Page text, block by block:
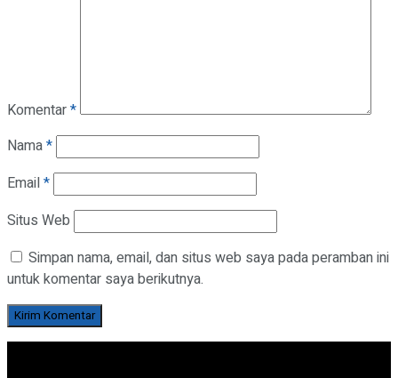
Komentar*
Nama*
Email*
Situs Web
Simpan nama, email, dan situs web saya pada peramban ini
untuk komentar saya berikutnya.